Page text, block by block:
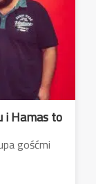
i Hamas to
gośćmi